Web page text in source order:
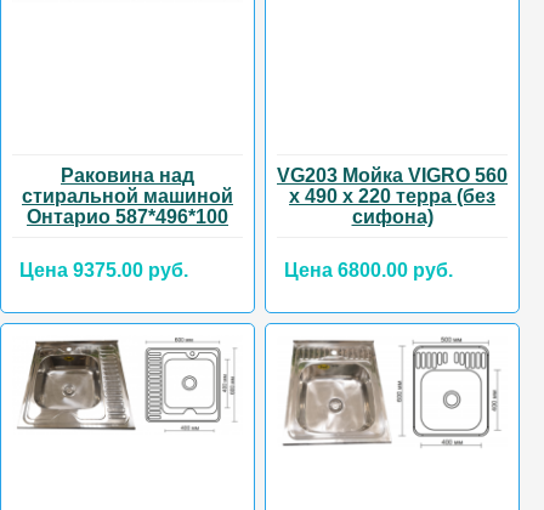
Раковина над
стиральной машиной
Онтарио 587*496*100
Цена 9375.00 руб.
VG203 Мойка VIGRO 560
х 490 х 220 терра (без
сифона)
Цена 6800.00 руб.